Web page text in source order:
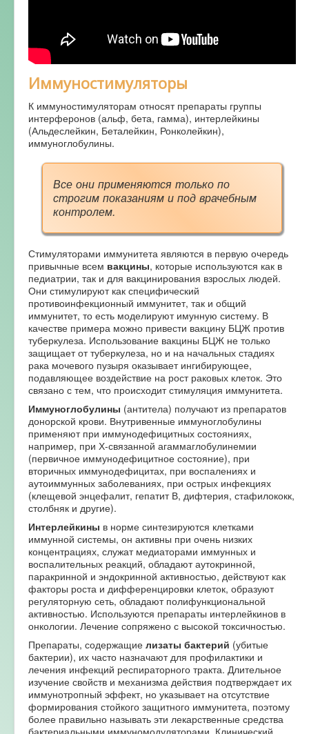
Иммуностимуляторы
К иммуностимуляторам относят препараты группы
интерферонов (альф, бета, гамма), интерлейкины
(Альдеслейкин, Беталейкин, Ронколейкин),
иммуноглобулины.
Все они применяются только по
строгим показаниям и под врачебным
контролем.
Стимуляторами иммунитета являются в первую очередь
привычные всем вакцины, которые используются как в
педиатрии, так и для вакцинирования взрослых людей.
Они стимулируют как специфический
противоинфекционный иммунитет, так и общий
иммунитет, то есть моделируют имунную систему. В
качестве примера можно привести вакцину БЦЖ против
туберкулеза. Использование вакцины БЦЖ не только
защищает от туберкулеза, но и на начальных стадиях
рака мочевого пузыря оказывает ингибирующее,
подавляющее воздействие на рост раковых клеток. Это
связано с тем, что происходит стимуляция иммунитета.
Иммуноглобулины (антитела) получают из препаратов
донорской крови. Внутривенные иммуноглобулины
применяют при иммунодефицитных состояниях,
например, при Х-связанной агаммаглобулинемии
(первичное иммунодефицитное состояние), при
вторичных иммунодефицитах, при воспалениях и
аутоиммунных заболеваниях, при острых инфекциях
(клещевой энцефалит, гепатит В, дифтерия, стафилококк,
столбняк и другие).
Интерлейкины в норме синтезируются клетками
иммунной системы, он активны при очень низких
концентрациях, служат медиаторами иммунных и
воспалительных реакций, обладают аутокринной,
паракринной и эндокринной активностью, действуют как
факторы роста и дифференцировки клеток, образуют
регуляторную сеть, обладают полифункциональной
активностью. Используются препараты интерлейкинов в
онкологии. Лечение сопряжено с высокой токсичностью.
Препараты, содержащие лизаты бактерий (убитые
бактерии), их часто назначают для профилактики и
лечения инфекций респираторного тракта. Длительное
изучение свойств и механизма действия подтверждает их
иммунотропный эффект, но указывает на отсутствие
формирования стойкого защитного иммунитета, поэтому
более правильно называть эти лекарственные средства
бактериальными иммуномодуляторами. Клинический